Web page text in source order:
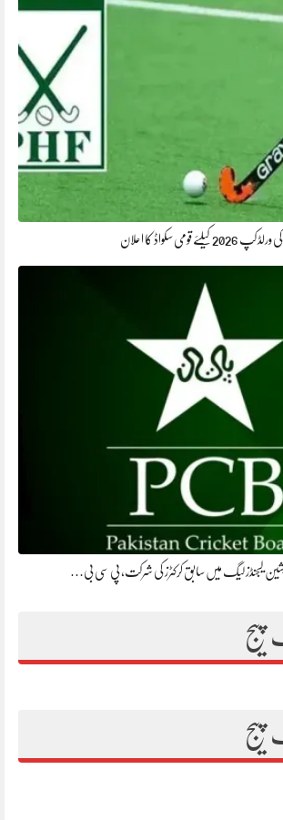
کپ 2026 کیلئے قومی سکواڈ کا اعلان
ایشین لیجنڈز لیگ میں سابق کرکٹرز کی شرکت، پی سی بی…
پیج
پیج